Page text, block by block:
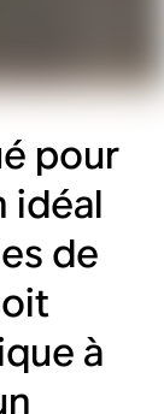
pour
idéal
de
à